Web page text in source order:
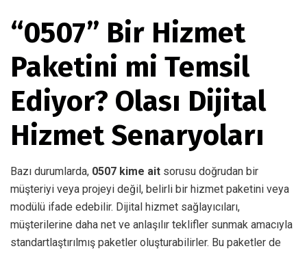
“0507” Bir Hizmet
Paketini mi Temsil
Ediyor? Olası Dijital
Hizmet Senaryoları
Bazı durumlarda, 0507 kime ait sorusu doğrudan bir
müşteriyi veya projeyi değil, belirli bir hizmet paketini veya
modülü ifade edebilir. Dijital hizmet sağlayıcıları,
müşterilerine daha net ve anlaşılır teklifler sunmak amacıyla
standartlaştırılmış paketler oluşturabilirler. Bu paketler de